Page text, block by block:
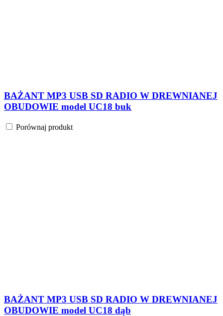
BAŻANT MP3 USB SD RADIO W DREWNIANEJ
OBUDOWIE model UC18 buk
Porównaj produkt
BAŻANT MP3 USB SD RADIO W DREWNIANEJ
OBUDOWIE model UC18 dąb